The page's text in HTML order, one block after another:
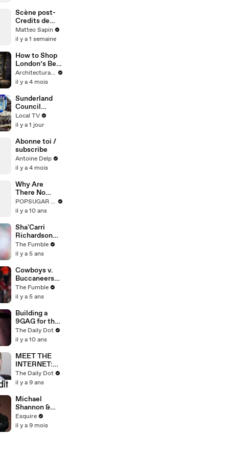
Scène post-
Credits de
Spider-Man
Matteo Sapin
il y a 1 semaine
How to Shop
London’s Best
Antiques
Markets Like
Architectural Digest
il y a 4 mois
Sunderland
Council
Blocks
Betting
Local TV
il y a 1 jour
Abonne toi /
subscribe
Antoine Delp
il y a 4 mois
Why Are
There No
Plus-Size
Women on
Next Top
Model?
POPSUGAR Fashion
il y a 10 ans
Sha'Carri
Richardson
Gets
ROASTED For
After
Finishing
DEAD LAST
At
Prefontaine
Race
The Fumble
il y a 5 ans
Cowboys v.
Buccaneers
Game
BLASTED For
After Ref
CAUGHT On
Hot Mic
Making Up
Penalties
The Fumble
il y a 5 ans
Building a
9GAG for the
Arab world
The Daily Dot
il y a 10 ans
MEET THE
INTERNET:
Reddit
The Daily Dot
il y a 9 ans
Michael
Shannon &
Matthew
Macfadyen
Esquire
il y a 9 mois